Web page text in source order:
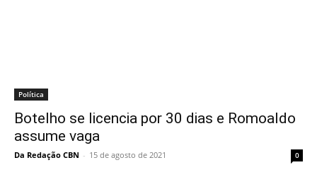
Política
Botelho se licencia por 30 dias e Romoaldo
assume vaga
Da Redação CBN - 15 de agosto de 2021 0